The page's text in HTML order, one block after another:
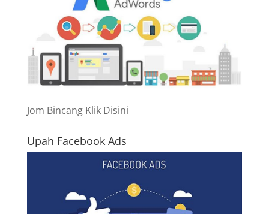
Jom Bincang Klik Disini
Upah Facebook Ads